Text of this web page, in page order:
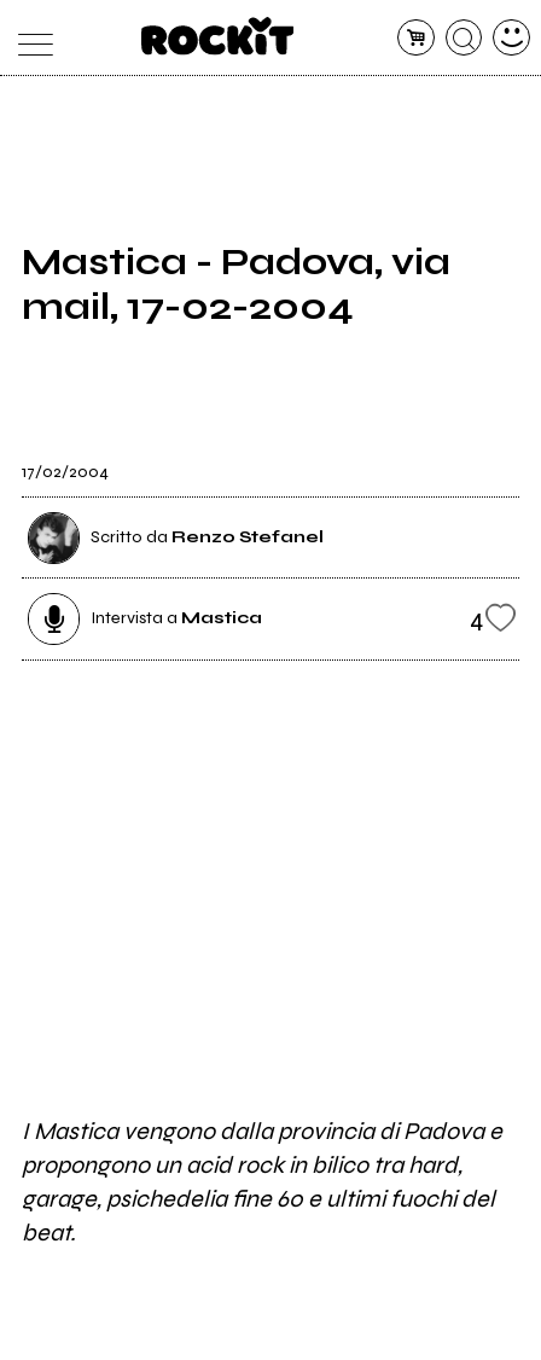
SHOP
RADIO
Mastica - Padova, via
mail, 17-02-2004
17/02/2004
Scritto da Renzo Stefanel
Intervista a Mastica 4
I Mastica vengono dalla provincia di Padova e
propongono un acid rock in bilico tra hard,
garage, psichedelia fine 60 e ultimi fuochi del
beat.